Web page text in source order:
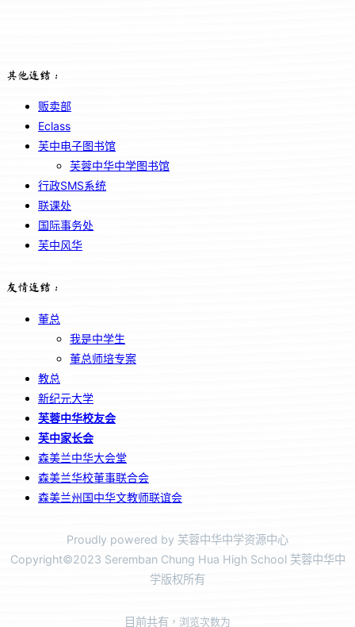
其他连结：
贩卖部
Eclass
芙中电子图书馆
芙蓉中华中学图书馆
行政SMS系统
联课处
国际事务处
芙中风华
友情连结：
董总
我是中学生
董总师培专案
教总
新纪元大学
芙蓉中华校友会
芙中家长会
森美兰中华大会堂
森美兰华校董事联合会
森美兰州国中华文教师联谊会
Proudly powered by 芙蓉中华中学资源中心
Copyright©2023 Seremban Chung Hua High School 芙蓉中华中
学版权所有
目前共有 ，浏览次数为